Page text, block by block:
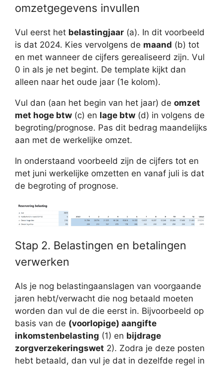
omzetgegevens invullen
Vul eerst het belastingjaar (a). In dit voorbeeld
is dat 2024. Kies vervolgens de maand (b) tot
en met wanneer de cijfers gerealiseerd zijn. Vul
0 in als je net begint. De template kijkt dan
alleen naar het oude jaar (1e kolom).
Vul dan (aan het begin van het jaar) de omzet
met hoge btw (c) en lage btw (d) in volgens de
begroting/prognose. Pas dit bedrag maandelijks
aan met de werkelijke omzet.
In onderstaand voorbeeld zijn de cijfers tot en
met juni werkelijke omzetten en vanaf juli is dat
de begroting of prognose.
Stap 2. Belastingen en betalingen
verwerken
Als je nog belastingaanslagen van voorgaande
jaren hebt/verwacht die nog betaald moeten
worden dan vul de die eerst in. Bijvoorbeeld op
basis van de (voorlopige) aangifte
inkomstenbelasting (1) en bijdrage
zorgverzekeringswet 2). Zodra je deze posten
hebt betaald, dan vul je dat in dezelfde regel in